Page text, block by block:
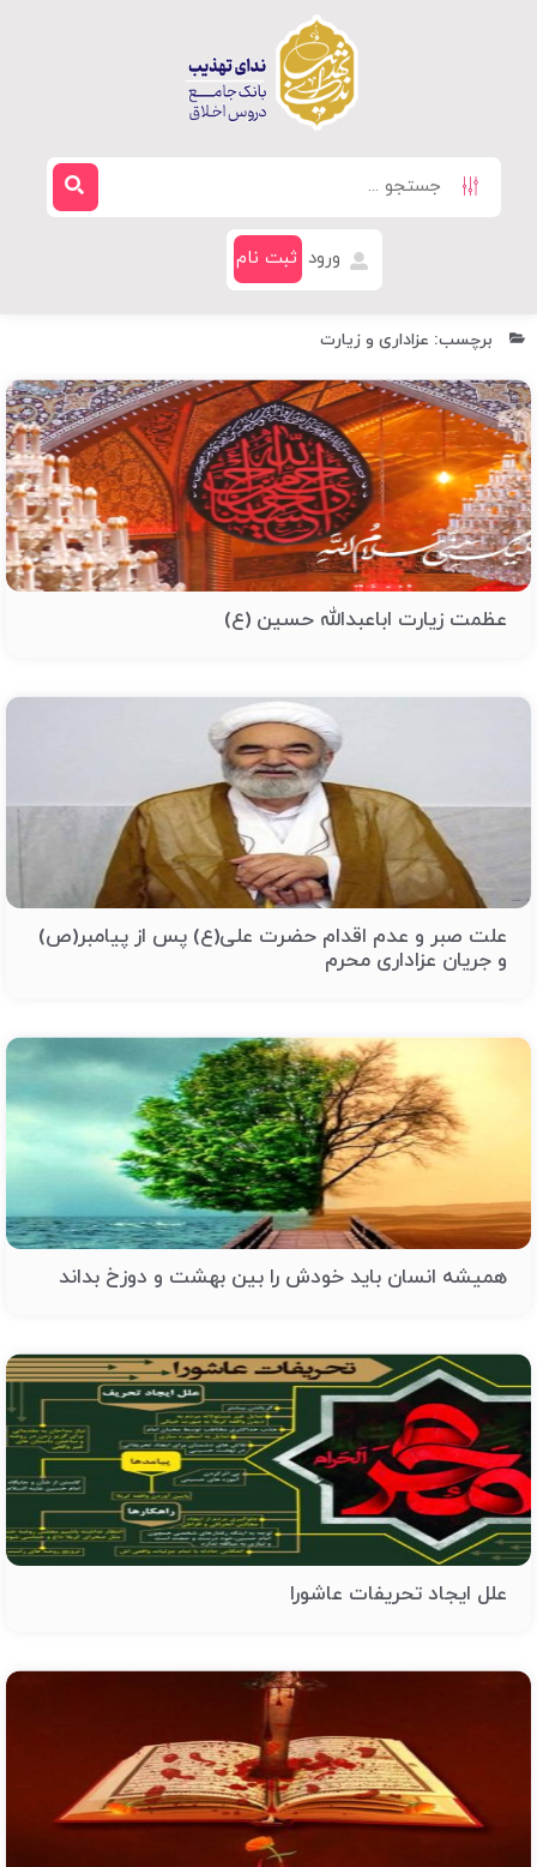
ورود ثبت نام
برچسب: عزاداری و زیارت
عظمت زیارت اباعبدالله حسین (ع)
علت صبر و عدم اقدام حضرت علی(ع) پس از پیامبر(ص)
و جریان عزاداری محرم
همیشه انسان باید خودش را بین بهشت و دوزخ بداند
علل ایجاد تحریفات عاشورا